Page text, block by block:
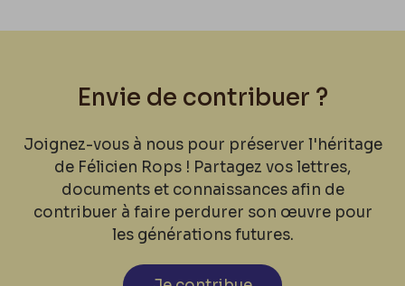
Envie de contribuer ?
Joignez-vous à nous pour préserver l'héritage
de Félicien Rops ! Partagez vos lettres,
documents et connaissances afin de
contribuer à faire perdurer son œuvre pour
les générations futures.